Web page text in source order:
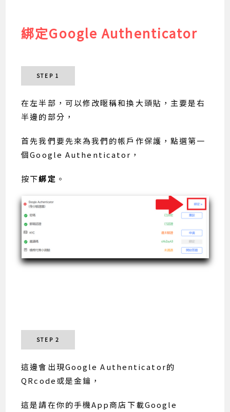
綁定Google Authenticator
STEP 1
在左半部，可以修改暱稱和換大頭貼，主要是右
半邊的部分，
首先我們要先來為我們的帳戶作保護，點選第一
個Google Authenticator，
按下綁定 。
STEP 2
這邊會出現Google Authenticator的
QRcode或是金鑰，
這是請在你的手機App商店下載Google